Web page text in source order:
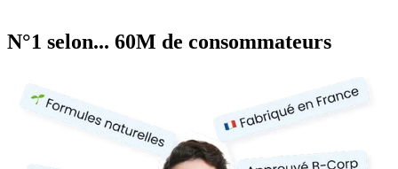
N°1 selon... 60M de consommateurs